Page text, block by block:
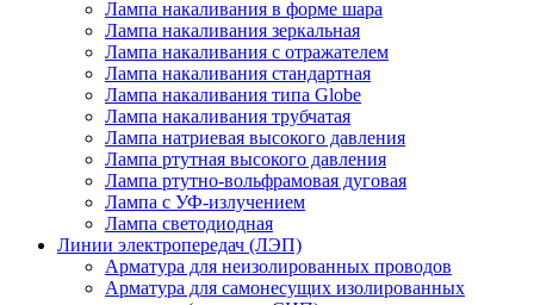
Лампа накаливания в форме шара
Лампа накаливания зеркальная
Лампа накаливания с отражателем
Лампа накаливания стандартная
Лампа накаливания типа Globe
Лампа накаливания трубчатая
Лампа натриевая высокого давления
Лампа ртутная высокого давления
Лампа ртутно-вольфрамовая дуговая
Лампа с УФ-излучением
Лампа светодиодная
Линии электропередач (ЛЭП)
Арматура для неизолированных проводов
Арматура для самонесущих изолированных